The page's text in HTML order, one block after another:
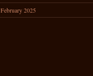
February 2025